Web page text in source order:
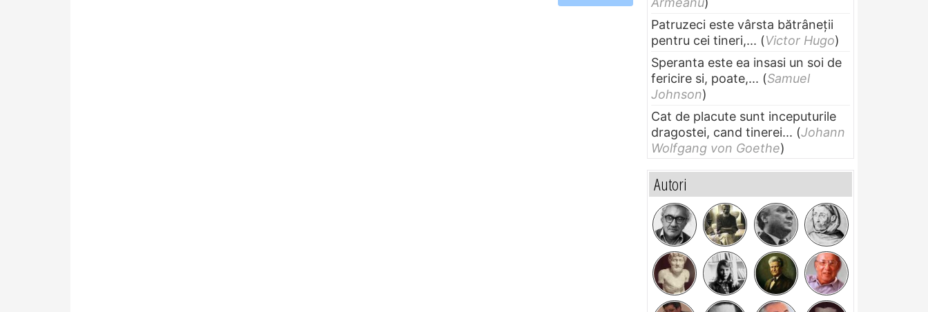
Patruzeci este vârsta bătrâneții
pentru cei tineri,... (Victor Hugo)
Speranta este ea insasi un soi de
fericire si, poate,... (Samuel
Johnson)
Cat de placute sunt inceputurile
dragostei, cand tinerei... (Johann
Wolfgang von Goethe)
Autori